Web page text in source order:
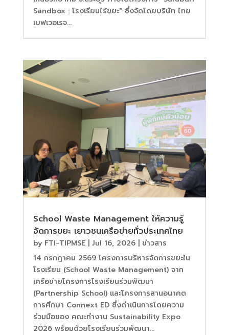
Sandbox : โรงเรียนไร้ขยะ" ซึ่งจัดโดยบริษัท ไทย
เบฟเวอเรจ...
School Waste Management ให้ความรู้
จัดการขยะ เยาวชนเครือข่ายทั่วประเทศไทย
by FTI-TIPMSE| Jul 16, 2026| ข่าวสาร
14 กรกฎาคม 2569 โครงการบริหารจัดการขยะใน
โรงเรียน (School Waste Management) จาก
เครือข่ายโครงการโรงเรียนร่วมพัฒนา
(Partnership School) และโครงการสานอนาคต
การศึกษา Connext ED ซึ่งดำเนินการโดยความ
ร่วมมือของ คณะทำงาน Sustainability Expo
2026 พร้อมด้วยโรงเรียนร่วมพัฒนา...